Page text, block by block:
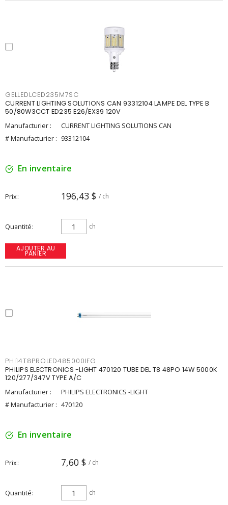
GELLEDLCED235M7SC
CURRENT LIGHTING SOLUTIONS CAN 93312104 LAMPE DEL TYPE B
50/80W3CCT ED235 E26/EX39 120V
Manufacturier :
CURRENT LIGHTING SOLUTIONS CAN
# Manufacturier : 93312104
En inventaire
Prix 196,43 $ / ch
Quantité ch
AJOUTER AU
PANIER
PHI14T8PROLED485000IFG
PHILIPS ELECTRONICS -LIGHT 470120 TUBE DEL T8 48PO 14W 5000K
120/277/347V TYPE A/C
Manufacturier :
PHILIPS ELECTRONICS -LIGHT
# Manufacturier : 470120
En inventaire
Prix 7,60 $ / ch
Quantité ch